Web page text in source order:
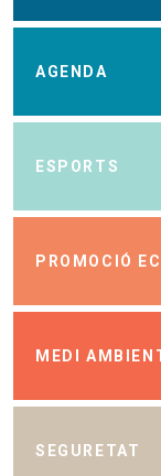
AGENDA
ESPORTS
PROMOCIÓ
MEDI
SEGURETAT